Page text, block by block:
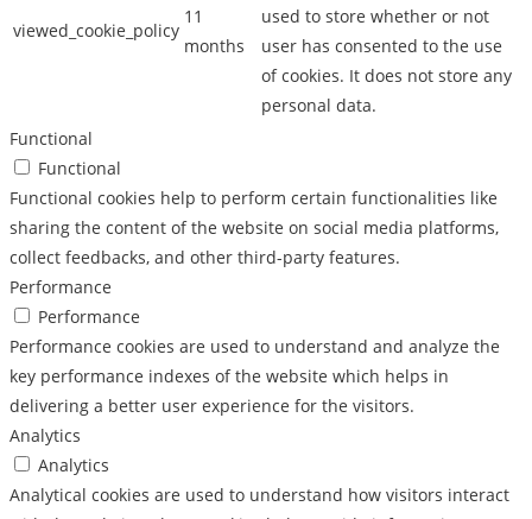
viewed_cookie_policy
11
months
used to store whether or not
user has consented to the use
of cookies. It does not store any
personal data.
Functional
Functional
Functional cookies help to perform certain functionalities like
sharing the content of the website on social media platforms,
collect feedbacks, and other third-party features.
Performance
Performance
Performance cookies are used to understand and analyze the
key performance indexes of the website which helps in
delivering a better user experience for the visitors.
Analytics
Analytics
Analytical cookies are used to understand how visitors interact